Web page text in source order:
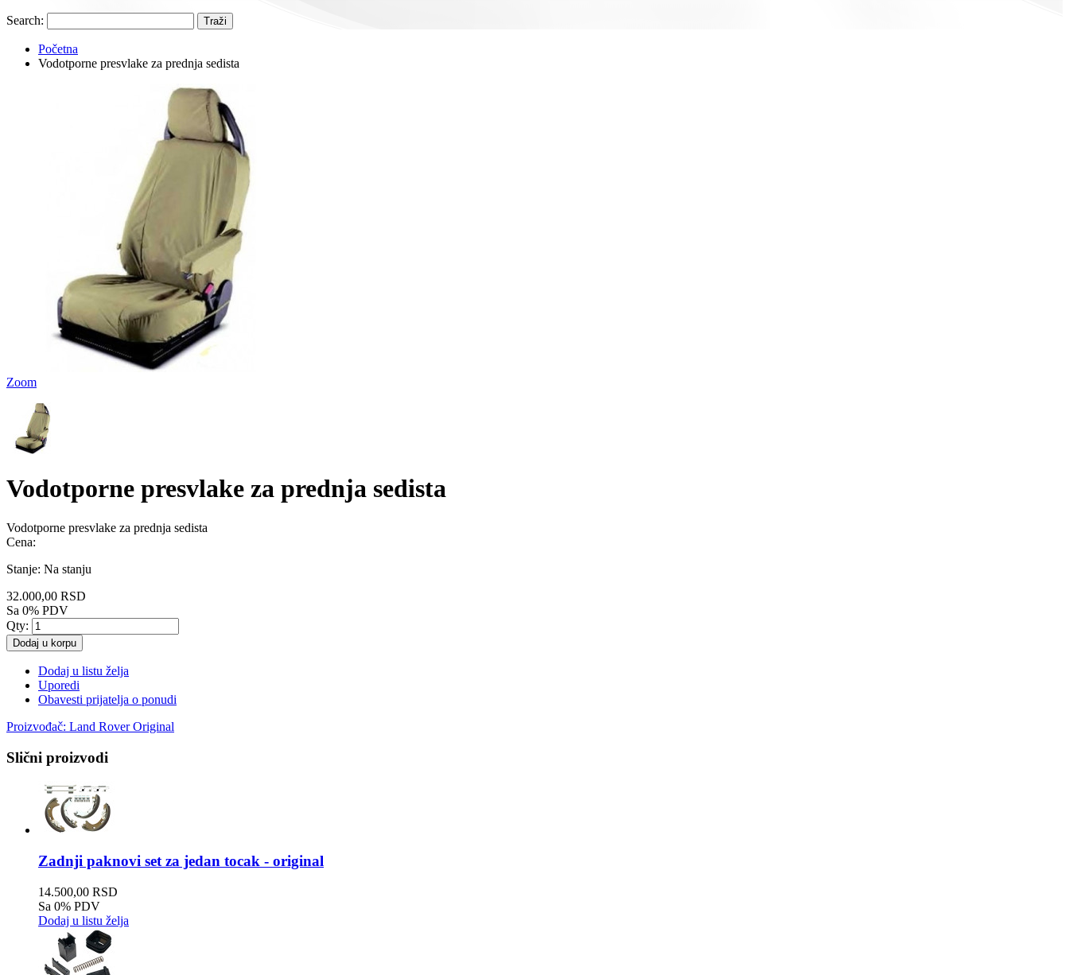
Search: Traži
Početna
Vodotporne presvlake za prednja sedista
Zoom
Vodotporne presvlake za prednja sedista
Vodotporne presvlake za prednja sedista
Cena:
Stanje: Na stanju
32.000,00 RSD
Sa 0% PDV
Qty:
Dodaj u korpu
Dodaj u listu želja
Uporedi
Obavesti prijatelja o ponudi
Proizvođač: Land Rover Original
Slični proizvodi
Zadnji paknovi set za jedan tocak - original
14.500,00 RSD
Sa 0% PDV
Dodaj u listu želja